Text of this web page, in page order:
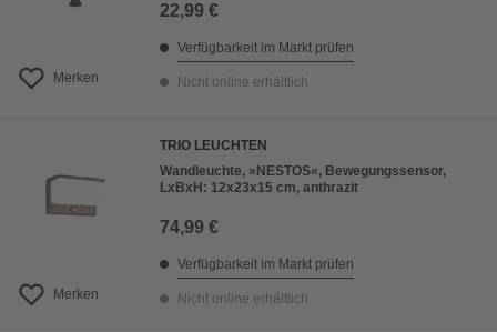
Merken
22,99 €
Verfügbarkeit im Markt prüfen
Nicht online erhältlich
Merken
TRIO LEUCHTEN
Wandleuchte, »NESTOS«, Bewegungssensor,
LxBxH: 12x23x15 cm, anthrazit
74,99 €
Verfügbarkeit im Markt prüfen
Nicht online erhältlich